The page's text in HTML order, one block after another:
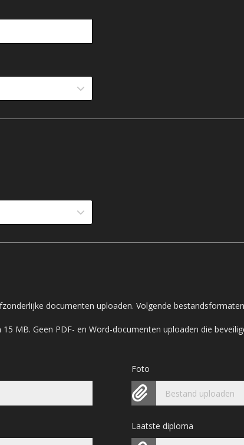
documenten uploaden. Volgende
MB. Geen PDF- en Word-documenten uploaden die
Foto
Bestand uploaden
Laatste diploma